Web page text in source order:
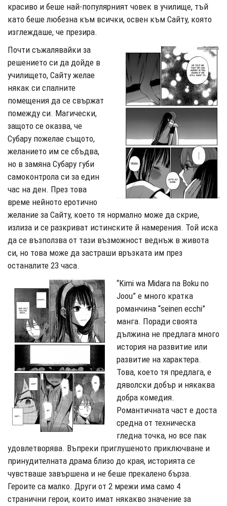
красиво и беше най-популярният човек в училище, тъй
като беше любезна към всички, освен към Сайту, която
изглеждаше, че презира.
Почти съжалявайки за
решението си да дойде в
училището, Сайту желае
някак си спалните
помещения да се свържат
помежду си. Магически,
защото се оказва, че
Субару пожелае същото,
желанието им се сбъдва,
но в замяна Субару губи
самоконтрола си за един
час на ден. През това
време нейното еротично
желание за Сайту, което тя нормално може да скрие,
излиза и се разкриват истинските й намерения. Той иска
да се възползва от тази възможност веднъж в живота
си, но това може да застраши връзката им през
останалите 23 часа.
“Kimi wa Midara na Boku no
Joou” е много кратка
романчина “seinen ecchi”
манга. Поради своята
дължина не предлага много
история на развитие или
развитие на характера.
Това, което тя предлага, е
дяволски добър и някаква
добра комедия.
Романтичната част е доста
средна от техническа
гледна точка, но все пак
удовлетворява. Въпреки приглушеното приключване и
принудителната драма близо до края, историята се
чувстваше завършена и не беше прекалено бърза.
Героите са малко. Други от 2 мрежи има само 4
странични герои, които имат някакво значение за